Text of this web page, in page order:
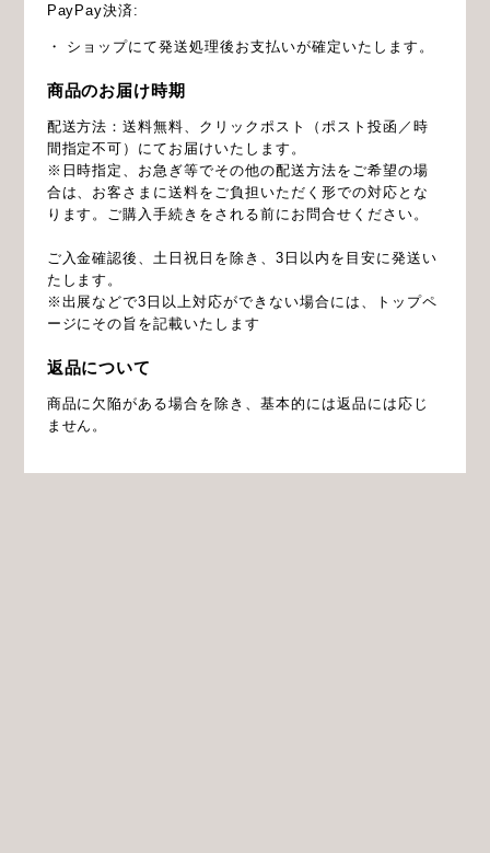
PayPay決済:
・ ショップにて発送処理後お支払いが確定いたします。
商品のお届け時期
配送方法：送料無料、クリックポスト（ポスト投函／時
間指定不可）にてお届けいたします。
※日時指定、お急ぎ等でその他の配送方法をご希望の場
合は、お客さまに送料をご負担いただく形での対応とな
ります。ご購入手続きをされる前にお問合せください。
ご入金確認後、土日祝日を除き、3日以内を目安に発送い
たします。
※出展などで3日以上対応ができない場合には、トップペ
ージにその旨を記載いたします
返品について
商品に欠陥がある場合を除き、基本的には返品には応じ
ません。